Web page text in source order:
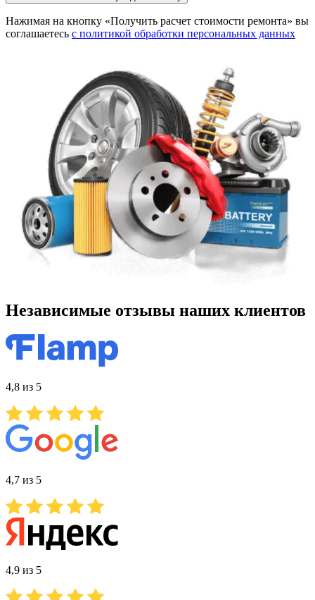
Нажимая на кнопку «Получить расчет стоимости ремонта» вы
соглашаетесь с политикой обработки персональных данных
Независимые отзывы наших клиентов
4,8 из 5
4,7 из 5
4,9 из 5